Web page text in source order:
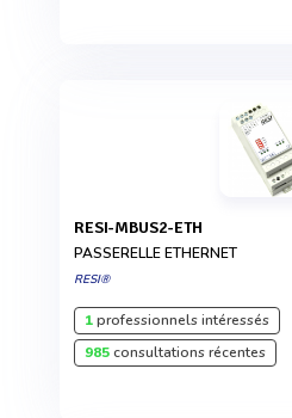
RESI-MBUS2-ETH
PASSERELLE ETHERNET
RESI®
1professionnels intéressés
985consultations récentes